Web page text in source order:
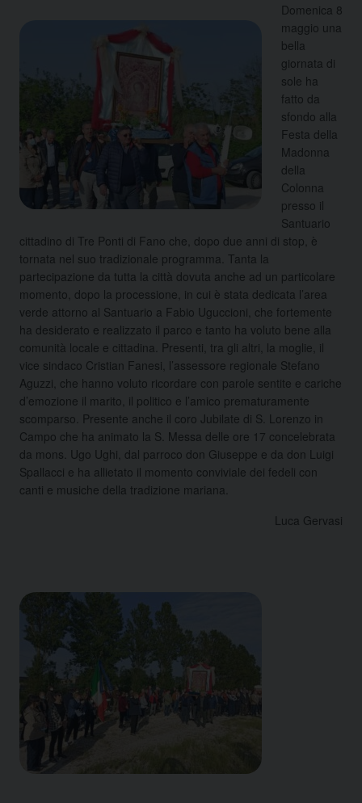
Domenica 8
maggio una
bella
giornata di
sole ha
fatto da
sfondo alla
Festa della
Madonna
della
Colonna
presso il
Santuario
cittadino di Tre Ponti di Fano che, dopo due anni di stop, è
tornata nel suo tradizionale programma. Tanta la
partecipazione da tutta la città dovuta anche ad un particolare
momento, dopo la processione, in cui è stata dedicata l’area
verde attorno al Santuario a Fabio Uguccioni, che fortemente
ha desiderato e realizzato il parco e tanto ha voluto bene alla
comunità locale e cittadina. Presenti, tra gli altri, la moglie, il
vice sindaco Cristian Fanesi, l’assessore regionale Stefano
Aguzzi, che hanno voluto ricordare con parole sentite e cariche
d’emozione il marito, il politico e l’amico prematuramente
scomparso. Presente anche il coro Jubilate di S. Lorenzo in
Campo che ha animato la S. Messa delle ore 17 concelebrata
da mons. Ugo Ughi, dal parroco don Giuseppe e da don Luigi
Spallacci e ha allietato il momento conviviale dei fedeli con
canti e musiche della tradizione mariana.
Luca Gervasi